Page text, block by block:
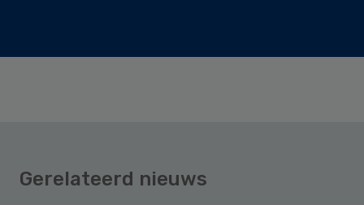
Gerelateerd nieuws